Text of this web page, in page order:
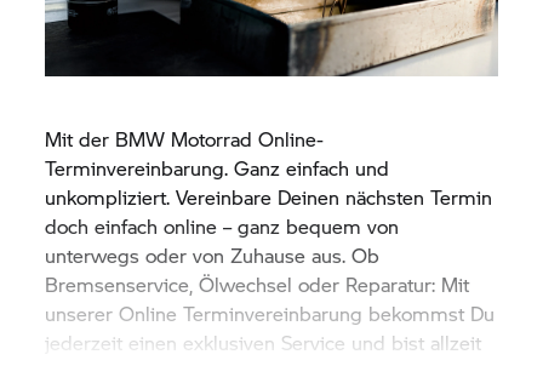
Mit der BMW Motorrad Online-
Terminvereinbarung. Ganz einfach und
unkompliziert. Vereinbare Deinen nächsten Termin
doch einfach online – ganz bequem von
unterwegs oder von Zuhause aus. Ob
Bremsenservice, Ölwechsel oder Reparatur: Mit
unserer Online Terminvereinbarung bekommst Du
jederzeit einen exklusiven Service und bist allzeit